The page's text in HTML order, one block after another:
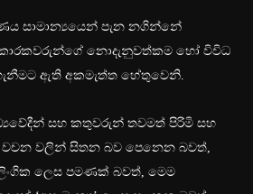
සාමාන්‍යයෙන් පැන නගින්නේ
නොදැනුවත්කම හෝ විවිධ
ඇති අකමැත්ත හේතුවෙනි.
සහ කතුවරුන් තවමත් පිරිමි සහ
වචන වලින් සිතන බව පෙනෙන බවත්,
ලෙස පමණක් බවත්, මෙම